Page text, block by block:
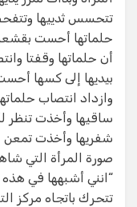
تتحسس ثدييها
حلماتها أحست
أن حلماتها وقفتا
بيديها إلى كسها
وازداد انتصاب
ساقيها وأخذت تنظر
شفريها وأخذت تمعن
صورة المرأة التي
“انني أشبهها في هذه
تتحرك باتجاه مركز